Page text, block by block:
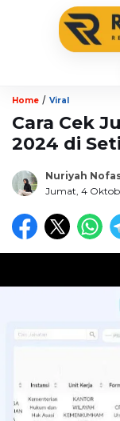
Home / Viral
Cara Cek
2024 di
Nuriyah
Jumat, 4